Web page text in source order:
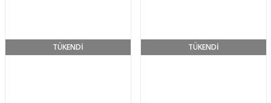
TÜKENDİ TÜKENDİ